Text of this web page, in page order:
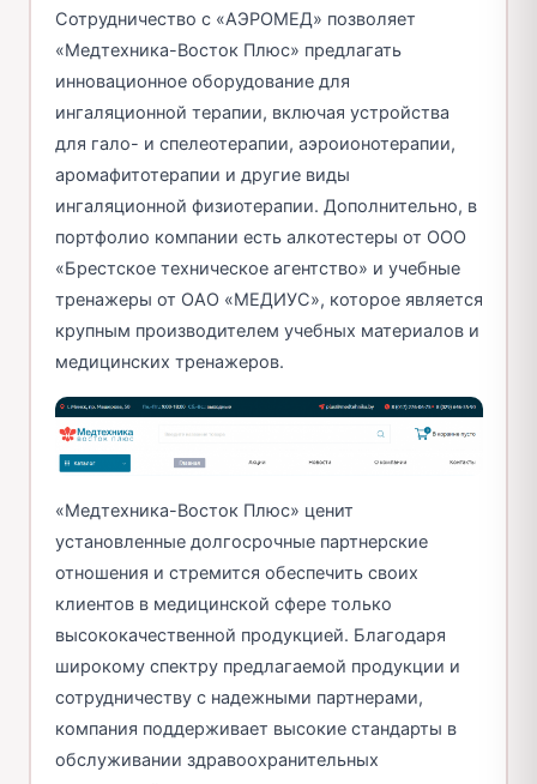
Сотрудничество с «АЭРОМЕД» позволяет
«Медтехника-Восток Плюс» предлагать
инновационное оборудование для
ингаляционной терапии, включая устройства
для гало- и спелеотерапии, аэроионотерапии,
аромафитотерапии и другие виды
ингаляционной физиотерапии. Дополнительно, в
портфолио компании есть алкотестеры от ООО
«Брестское техническое агентство» и учебные
тренажеры от ОАО «МЕДИУС», которое является
крупным производителем учебных материалов и
медицинских тренажеров.
«Медтехника-Восток Плюс» ценит
установленные долгосрочные партнерские
отношения и стремится обеспечить своих
клиентов в медицинской сфере только
высококачественной продукцией. Благодаря
широкому спектру предлагаемой продукции и
сотрудничеству с надежными партнерами,
компания поддерживает высокие стандарты в
обслуживании здравоохранительных